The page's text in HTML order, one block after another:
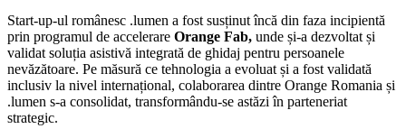
Start-up-ul românesc .lumen a fost susținut încă din faza incipientă
prin programul de accelerare Orange Fab, unde și-a dezvoltat și
validat soluția asistivă integrată de ghidaj pentru persoanele
nevăzătoare. Pe măsură ce tehnologia a evoluat și a fost validată
inclusiv la nivel internațional, colaborarea dintre Orange Romania și
.lumen s-a consolidat, transformându-se astăzi în parteneriat
strategic.